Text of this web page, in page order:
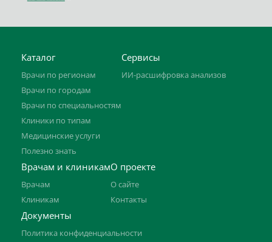
Каталог
Врачи по регионам
Врачи по городам
Врачи по специальностям
Клиники по типам
Медицинские услуги
Полезно знать
Сервисы
ИИ-расшифровка анализов
Врачам и клиникам
Врачам
Клиникам
О проекте
О сайте
Контакты
Документы
Политика конфиденциальности